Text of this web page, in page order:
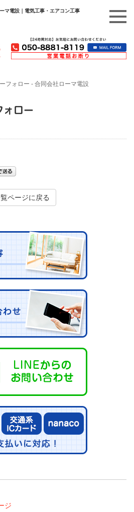
マ電設｜電気工事・エアコン工事
フォロー - 合同会社ローマ電設
ォロー
ページに戻る
ジ